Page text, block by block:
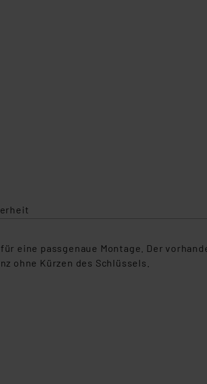
eine passgenaue Montage. Der
ohne Kürzen des Schlüssels.